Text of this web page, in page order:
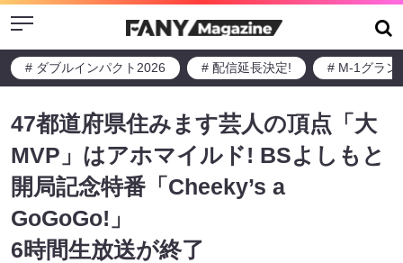
Menu
# ダブルインパクト2026 # 配信延長決定! # M-1グラン
47都道府県住みます芸人の頂点「大
MVP」はアホマイルド! BSよしもと
開局記念特番「Cheeky’s a
GoGoGo!」
6時間生放送が終了